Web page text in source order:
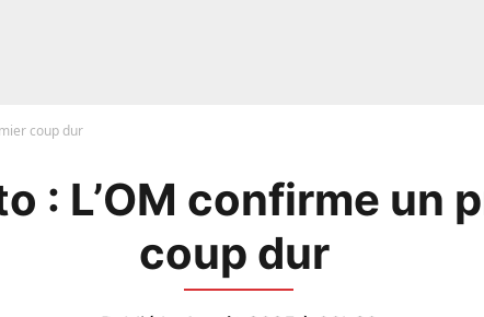
coup dur
: L’OM confirme un
coup dur